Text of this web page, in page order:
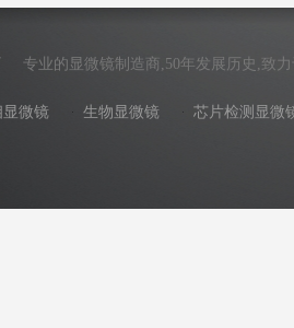
专业的显微镜制造商,50年发展历史,致
显微镜 生物显微镜 芯片检测显微